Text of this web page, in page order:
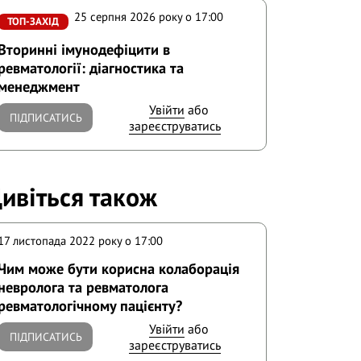
ТОП-ЗАХІД 25 серпня 2026 року o 17:00
імунодефіцити в
діагностика та
ПІДПИСАТИСЬ Увійти або
зареєструватись
також
листопада 2022 року o 17:00
може бути корисна колаборація
та ревматолога
пацієнту?
ПІДПИСАТИСЬ Увійти або
зареєструватись